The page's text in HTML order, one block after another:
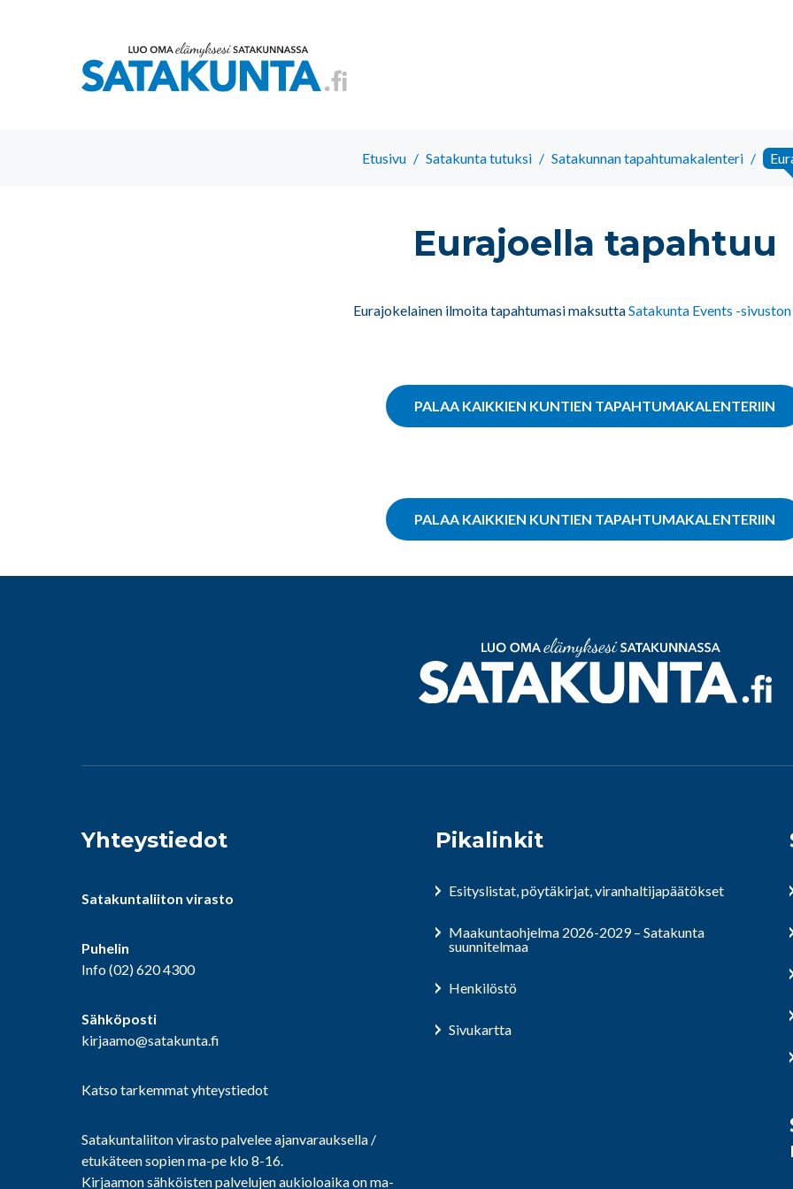
Etusivu / Satakunta tutuksi / Satakunnan tapahtumakalenteri /
Eurajoella tapahtuu
Eurajokelainen ilmoita tapahtumasi maksuttaSatakunta Events -sivuston
PALAA KAIKKIEN KUNTIEN TAPAHTUMAKALENTERIIN
PALAA KAIKKIEN KUNTIEN TAPAHTUMAKALENTERIIN
Yhteystiedot
Satakuntaliiton virasto
Puhelin
Info(02) 620 4300
Sähköposti
kirjaamo@satakunta.fi
Katso tarkemmat yhteystiedot
Satakuntaliiton virasto palvelee ajanvarauksella /
etukäteen sopien ma-pe klo 8-16.
Kirjaamon sähköisten palvelujen aukioloaika on ma-
Pikalinkit
Esityslistat, pöytäkirjat, viranhaltijapäätökset
Maakuntaohjelma 2026-2029 – Satakunta
suunnitelmaa
Henkilöstö
Sivukartta